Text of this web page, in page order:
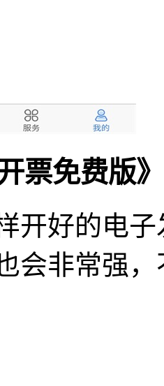
票免费版
开好的电
会非常强